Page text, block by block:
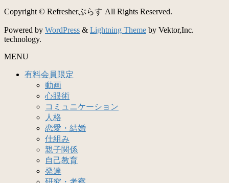
Copyright © Refresherぷらす All Rights Reserved.
Powered by WordPress & Lightning Theme by Vektor,Inc.
technology.
MENU
有料会員限定
動画
心眼術
コミュニケーション
人格
恋愛・結婚
仕組み
親子関係
自己教育
発達